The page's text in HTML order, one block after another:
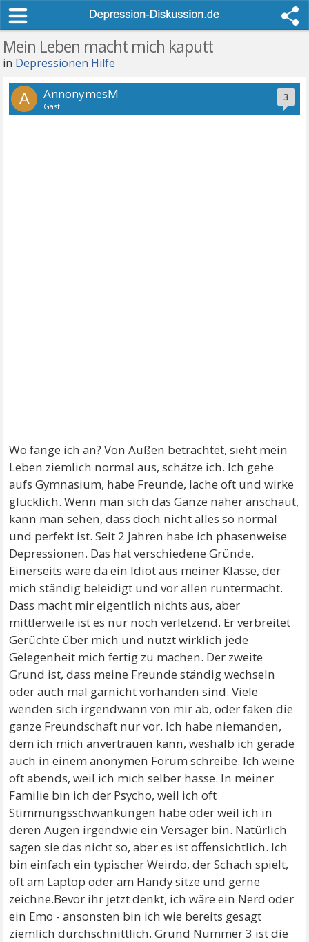
Mein Leben macht mich kaputt
in Depressionen Hilfe
3
A AnnonymesM
Gast
Wo fange ich an? Von Außen betrachtet, sieht mein
Leben ziemlich normal aus, schätze ich. Ich gehe
aufs Gymnasium, habe Freunde, lache oft und wirke
glücklich. Wenn man sich das Ganze näher anschaut,
kann man sehen, dass doch nicht alles so normal
und perfekt ist. Seit 2 Jahren habe ich phasenweise
Depressionen. Das hat verschiedene Gründe.
Einerseits wäre da ein Idiot aus meiner Klasse, der
mich ständig beleidigt und vor allen runtermacht.
Dass macht mir eigentlich nichts aus, aber
mittlerweile ist es nur noch verletzend. Er verbreitet
Gerüchte über mich und nutzt wirklich jede
Gelegenheit mich fertig zu machen. Der zweite
Grund ist, dass meine Freunde ständig wechseln
oder auch mal garnicht vorhanden sind. Viele
wenden sich irgendwann von mir ab, oder faken die
ganze Freundschaft nur vor. Ich habe niemanden,
dem ich mich anvertrauen kann, weshalb ich gerade
auch in einem anonymen Forum schreibe. Ich weine
oft abends, weil ich mich selber hasse. In meiner
Familie bin ich der Psycho, weil ich oft
Stimmungsschwankungen habe oder weil ich in
deren Augen irgendwie ein Versager bin. Natürlich
sagen sie das nicht so, aber es ist offensichtlich. Ich
bin einfach ein typischer Weirdo, der Schach spielt,
oft am Laptop oder am Handy sitze und gerne
zeichne.Bevor ihr jetzt denkt, ich wäre ein Nerd oder
ein Emo - ansonsten bin ich wie bereits gesagt
ziemlich durchschnittlich. Grund Nummer 3 ist die